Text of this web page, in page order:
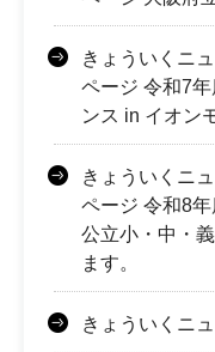
きょういくニ
ページ 令和7
ンス in イオン
きょういくニ
ページ 令和8
公立小・中・
ます。
きょういくニ